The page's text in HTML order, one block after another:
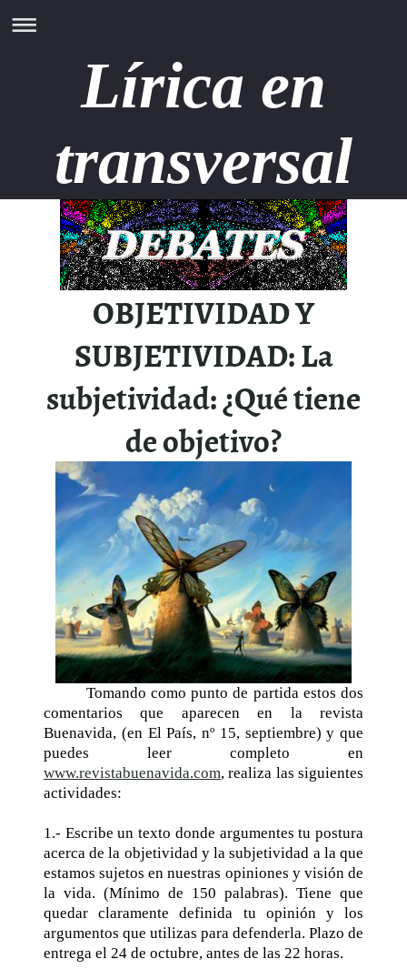
Lírica en
transversal
OBJETIVIDAD Y
SUBJETIVIDAD: La
subjetividad: ¿Qué tiene
de objetivo?
Tomando como punto de partida estos dos
comentarios que aparecen en la revista
Buenavida, (en El País, nº 15, septiembre) y que
puedes leer completo en
www.revistabuenavida.com, realiza las siguientes
actividades:
1.- Escribe un texto donde argumentes tu postura
acerca de la objetividad y la subjetividad a la que
estamos sujetos en nuestras opiniones y visión de
la vida. (Mínimo de 150 palabras). Tiene que
quedar claramente definida tu opinión y los
argumentos que utilizas para defenderla. Plazo de
entrega el 24 de octubre, antes de las 22 horas.